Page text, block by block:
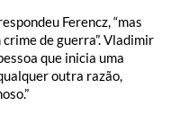
Ferencz, “mas
de guerra”. Vladimir
que inicia uma
outra razão,